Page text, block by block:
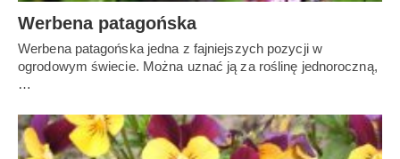
Werbena patagońska
Werbena patagońska jedna z fajniejszych pozycji w
ogrodowym świecie. Można uznać ją za roślinę jednoroczną,
…